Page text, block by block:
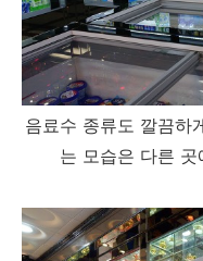
음료수 종류도 깔끔하
는 모습은 다른